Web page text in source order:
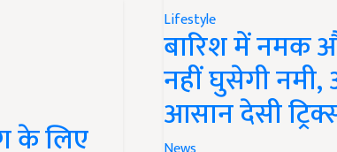
के लिए
Lifestyle
बारिश में नमक
नहीं घुसेगी नमी,
आसान देसी